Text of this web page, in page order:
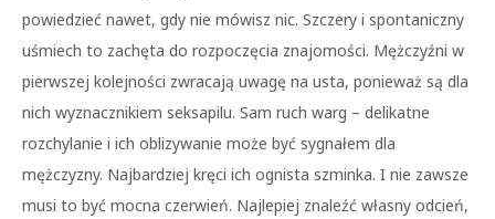
powiedzieć nawet, gdy nie mówisz nic. Szczery i spontaniczny
uśmiech to zachęta do rozpoczęcia znajomości. Mężczyźni w
pierwszej kolejności zwracają uwagę na usta, ponieważ są dla
nich wyznacznikiem seksapilu. Sam ruch warg – delikatne
rozchylanie i ich oblizywanie może być sygnałem dla
mężczyzny. Najbardziej kręci ich ognista szminka. I nie zawsze
musi to być mocna czerwień. Najlepiej znaleźć własny odcień,